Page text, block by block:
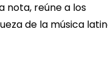
nota, reúne a los
de la música